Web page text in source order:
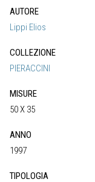
AUTORE
Lippi Elios
COLLEZIONE
PIERACCINI
MISURE
50 X 35
ANNO
1997
TIPOLOGIA